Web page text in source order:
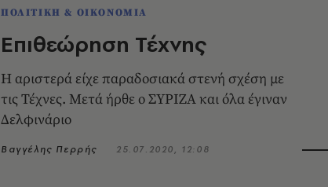
ΠΟΛΙΤΙΚΗ & ΟΙΚΟΝΟΜΙΑ
Επιθεώρηση Τέχνης
Η αριστερά είχε παραδοσιακά στενή σχέση με
τις Τέχνες. Μετά ήρθε ο ΣΥΡΙΖΑ και όλα έγιναν
Δελφινάριο
Βαγγέλης Περρής 25.07.2020, 12:08